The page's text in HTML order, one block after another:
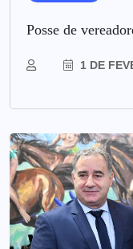
Posse de
1 DE